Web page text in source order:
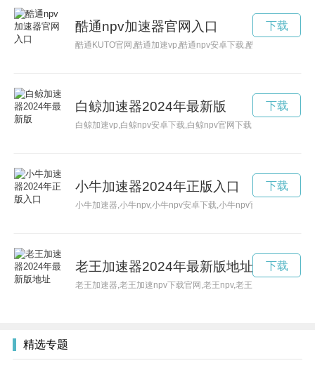
酷通npv加速器官网入口
酷通KUTO官网,酷通加速vp,酷通npv安卓下载,酷通npv官网下
下载
白鲸加速器2024年最新版
白鲸加速vp,白鲸npv安卓下载,白鲸npv官网下载,白鲸npv加速
下载
小牛加速器2024年正版入口
小牛加速器,小牛npv,小牛npv安卓下载,小牛npv官网下载,小牛
下载
老王加速器2024年最新版地址
老王加速器,老王加速npv下载官网,老王npv,老王npv安卓下载,
下载
精选专题